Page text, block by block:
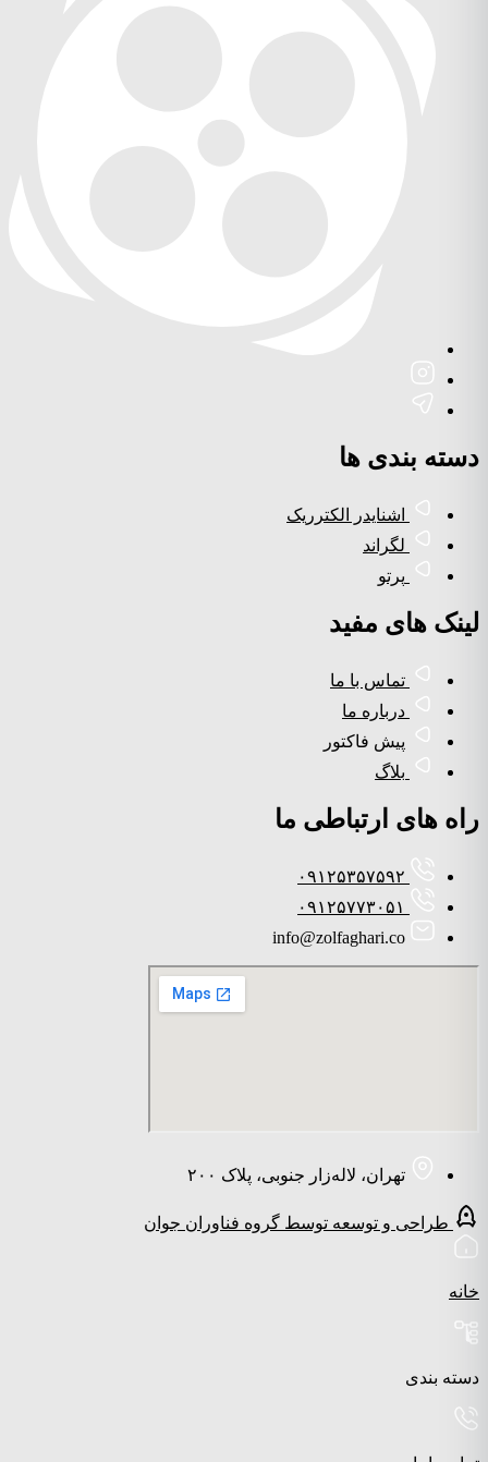
دسته بندی ها
اشنایدر الکترریک
لگراند
پرتو
لینک های مفید
تماس با ما
درباره ما
پیش فاکتور
بلاگ
راه های ارتباطی ما
۰۹۱۲۵۳۵۷۵۹۲
۰۹۱۲۵۷۷۳۰۵۱
info@zolfaghari.co
تهران، لاله‌زار جنوبی، پلاک ۲۰۰
طراحی و توسعه توسط گروه فناوران جوان
خانه
دسته بندی